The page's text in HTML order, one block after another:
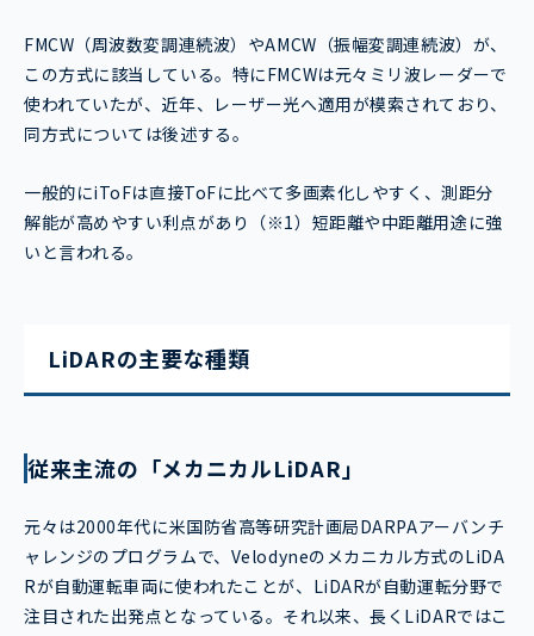
FMCW（周波数変調連続波）やAMCW（振幅変調連続波）が、
この方式に該当している。特にFMCWは元々ミリ波レーダーで
使われていたが、近年、レーザー光へ適用が模索されており、
同方式については後述する。
一般的にiToFは直接ToFに比べて多画素化しやすく、測距分
解能が高めやすい利点があり（※1）短距離や中距離用途に強
いと言われる。
LiDARの主要な種類
従来主流の「メカニカルLiDAR」
元々は2000年代に米国防省高等研究計画局DARPAアーバンチ
ャレンジのプログラムで、Velodyneのメカニカル方式のLiDA
Rが自動運転車両に使われたことが、LiDARが自動運転分野で
注目された出発点となっている。それ以来、長くLiDARではこ